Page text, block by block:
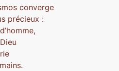
converge
précieux :